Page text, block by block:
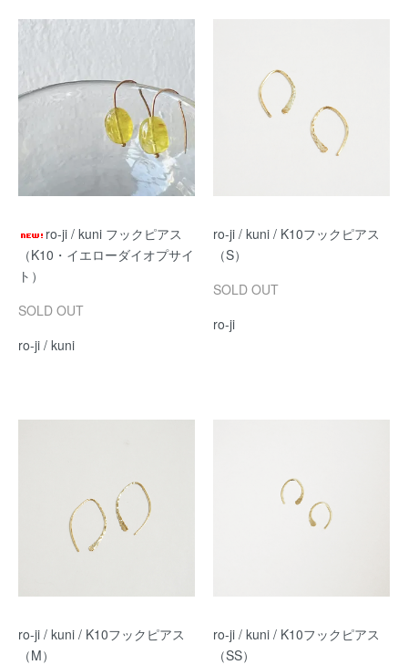
ro-ji / kuni フックピアス
（K10・イエローダイオプサイ
ト）
SOLD OUT
ro-ji / kuni
ro-ji / kuni / K10フックピアス
（S）
SOLD OUT
ro-ji
ro-ji / kuni / K10フックピアス
（M）
ro-ji / kuni / K10フックピアス
（SS）